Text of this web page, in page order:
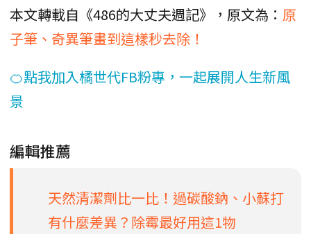
本文轉載自《486的大丈夫週記》，原文為： 原
子筆、奇異筆畫到這樣秒去除！
🍊點我加入橘世代FB粉專，一起展開人生新風
景
編輯推薦
天然清潔劑比一比！過碳酸鈉、小蘇打
有什麼差異？除霉最好用這1物